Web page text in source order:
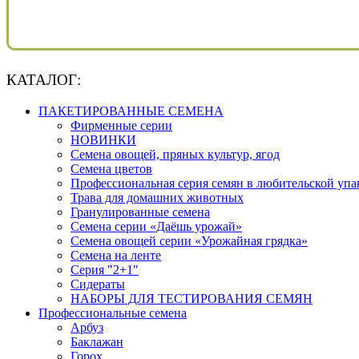
КАТАЛОГ:
ПАКЕТИРОВАННЫЕ СЕМЕНА
Фирменные серии
НОВИНКИ
Семена овощей, пряных культур, ягод
Семена цветов
Профессиональная серия семян в любительской
Трава для домашних животных
Гранулированные семена
Семена серии «Даёшь урожай»
Семена овощей серии «Урожайная грядка»
Семена на ленте
Серия "2+1"
Сидераты
НАБОРЫ ДЛЯ ТЕСТИРОВАНИЯ СЕМЯН
Профессиональные семена
Арбуз
Баклажан